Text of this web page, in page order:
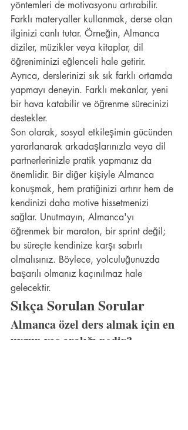
yöntemleri de motivasyonu artırabilir.
Farklı materyaller kullanmak, derse olan
ilginizi canlı tutar. Örneğin, Almanca
diziler, müzikler veya kitaplar, dil
öğreniminizi eğlenceli hale getirir.
Ayrıca, derslerinizi sık sık farklı ortamda
yapmayı deneyin. Farklı mekanlar, yeni
bir hava katabilir ve öğrenme sürecinizi
destekler.
Son olarak, sosyal etkileşimin gücünden
yararlanarak arkadaşlarınızla veya dil
partnerlerinizle pratik yapmanız da
önemlidir. Bir diğer kişiyle Almanca
konuşmak, hem pratiğinizi artırır hem de
kendinizi daha motive hissetmenizi
sağlar. Unutmayın, Almanca'yı
öğrenmek bir maraton, bir sprint değil;
bu süreçte kendinize karşı sabırlı
olmalısınız. Böylece, yolculuğunuzda
başarılı olmanız kaçınılmaz hale
gelecektir.
Sıkça Sorulan Sorular
Almanca özel ders almak için en
uygun yaş aralığı nedir?